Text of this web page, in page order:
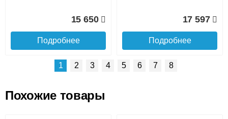
15 650
Подробнее
17 597
Подробнее
1 2 3 4 5 6 7 8
Похожие товары